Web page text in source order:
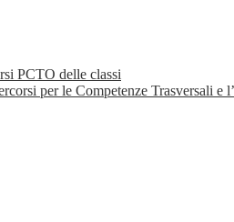
PCTO delle classi
per le Competenze Trasversali e